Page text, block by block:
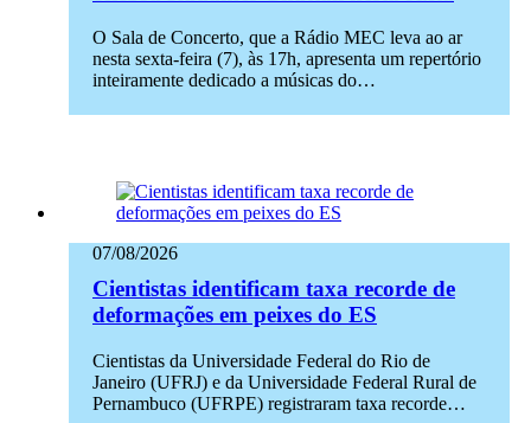
O Sala de Concerto, que a Rádio MEC leva ao ar
nesta sexta-feira (7), às 17h, apresenta um repertório
inteiramente dedicado a músicas do…
07/08/2026
Cientistas identificam taxa recorde de
deformações em peixes do ES
Cientistas da Universidade Federal do Rio de
Janeiro (UFRJ) e da Universidade Federal Rural de
Pernambuco (UFRPE) registraram taxa recorde…